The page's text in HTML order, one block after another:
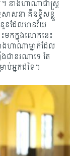
នាងហាណាជាស្ត្រី
ាសនា គឺឧទ្ទិសខ្លួ​
នួនដែលមានវ័យ
មកក្នុងលោកនេះ
ហាណា​ម្នាក់​ដែល
ជានរណាទេ តែ
ាប់អ្នកដទៃ។